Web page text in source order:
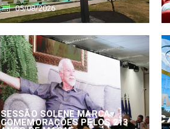
05/08/2026
SESSÃO SOLENE MARCA
COMEMORAÇÕES PELOS 213